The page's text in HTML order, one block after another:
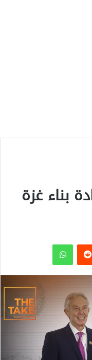
بناء غزة
واتساب